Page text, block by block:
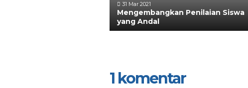
31 Mar 2021
Mengembangkan Penilaian Siswa
yang Andal
1 komentar